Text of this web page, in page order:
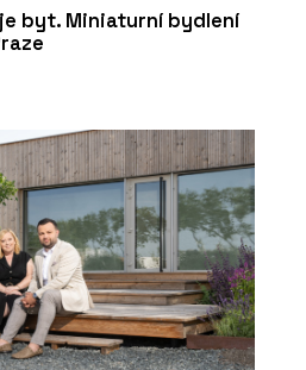
byt. Miniaturní bydlení